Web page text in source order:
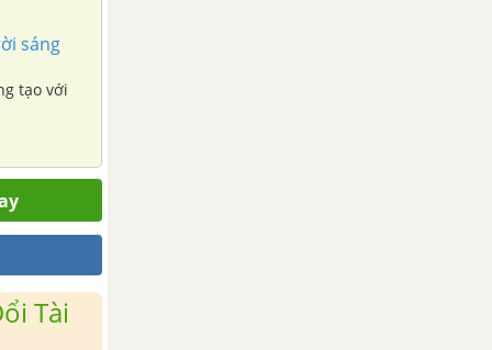
sáng
tạo với
Tài